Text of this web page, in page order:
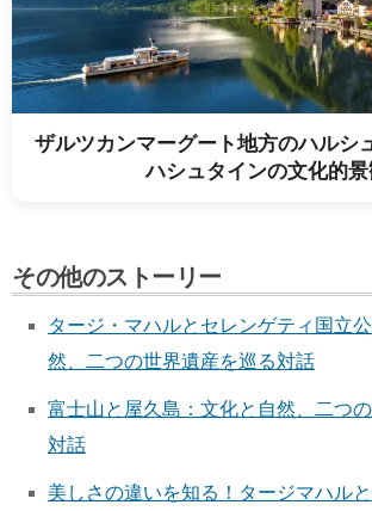
ザルツカンマーグート地方のハルシ
ハシュタインの文化的
その他のストーリー
タージ・マハルとセレンゲティ国立
然、二つの世界遺産を巡る対話
富士山と屋久島：文化と自然、二つ
対話
美しさの違いを知る！タージマハル